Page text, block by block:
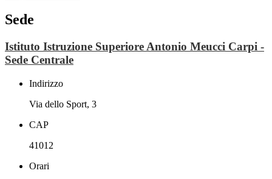
Sede
Istituto Istruzione Superiore Antonio Meucci Carpi -
Sede Centrale
Indirizzo
Via dello Sport, 3
CAP
41012
Orari